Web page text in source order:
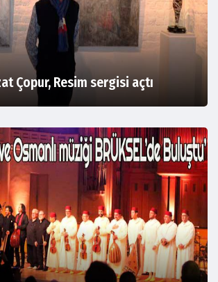
Çopur, Resim sergisi açtı